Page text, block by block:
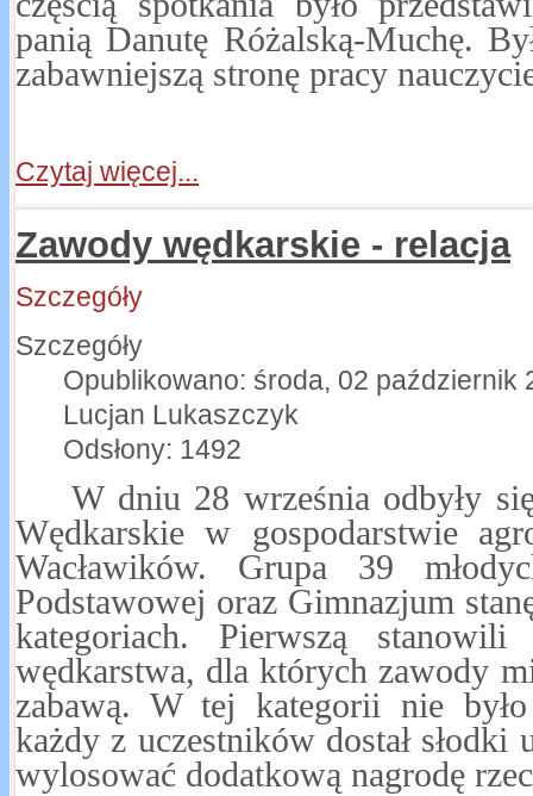
panią Danutę Różalską-Muchę.
zabawniejszą stronę pracy
Czytaj więcej...
Zawody wędkarskie - relacja
Szczegóły
Szczegóły
Opublikowano: środa, 02 październik
Lucjan Lukaszczyk
Odsłony: 1492
W dniu 28 września odbyły
Wędkarskie w gospodarstwie
Wacławików. Grupa 39
Podstawowej oraz Gimnazjum
kategoriach. Pierwszą
wędkarstwa, dla których zawody
zabawą. W tej kategorii nie
każdy z uczestników dostał słodki
wylosować dodatkową nagrodę